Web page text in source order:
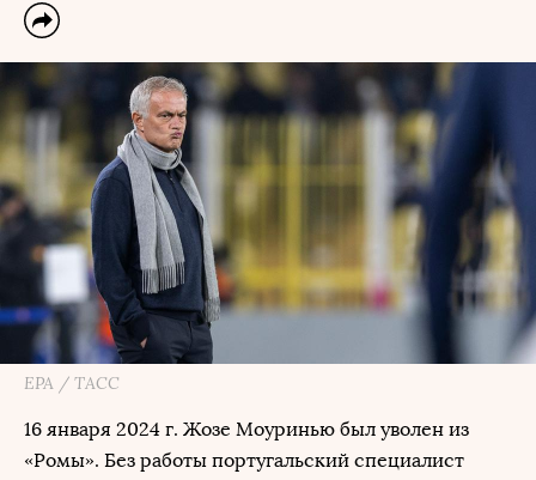
EPA / ТАСС
16 января 2024 г. Жозе Моуринью был уволен из
«Ромы». Без работы португальский специалист